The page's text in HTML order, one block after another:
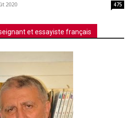
2020 475
et essayiste français